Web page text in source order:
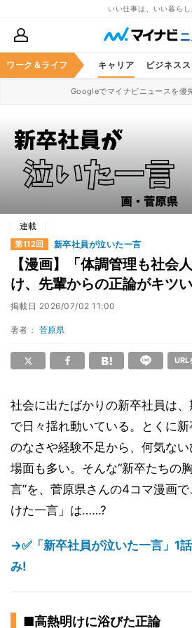
いい仕事は、いい暮らし
ワーク＆ライフ キャリア ビジネス
Googleでマイナビニュースを優
連載
第112回 新卒社員が泣いた一言
【漫画】「体調管理も社会
け、先輩からの正論がキツい
掲載日 2026/07/02 11:00
著者： 菅原県
URL
社会に出たばかりの新卒社員は
で日々揺れ動いている。とくに
のなさや経験不足から、何気ない
場面も多い。そんな“新卒たちの
言”を、菅原県さんの4コマ漫画
けた一言」は……?
→✅「新卒社員が泣いた一言」1
み!
■高熱明けに浴びた正論